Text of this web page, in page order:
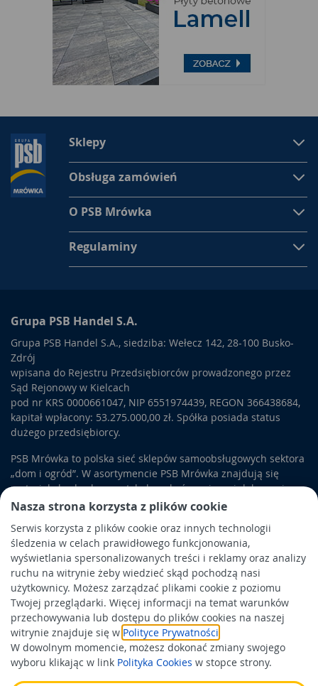
Nasza strona korzysta z plików cookie
Serwis korzysta z plików cookie oraz innych technologii
śledzenia w celach prawidłowego funkcjonowania,
wyświetlania spersonalizowanych treści i reklamy oraz analizy
ruchu na witrynie żeby wiedzieć skąd pochodzą nasi
użytkownicy. Możesz zarządzać plikami cookie z poziomu
Twojej przeglądarki. Więcej informacji na temat warunków
przechowywania lub dostępu do plików cookies na naszej
witrynie znajduje się w Polityce Prywatności
W dowolnym momencie, możesz dokonać zmiany swojego
wyboru klikając w link Polityka Cookies w stopce strony.
Sklepy
Obsługa zamówień
O PSB Mrówka
Regulaminy
Grupa PSB Handel S.A.
Grupa PSB Handel S.A., siedziba: Wełecz 142, 28-100 Busko-
Zdrój
wpisana do Rejestru Przedsiębiorców prowadzonego przez
Sąd Rejonowy w Kielcach
pod nr KRS 0000661047, NIP 6551974439, REGON 366438684,
kapitał wpłacony: 53.275.000,00 zł. Spółka posiada status
dużego przedsiębiorcy.
PSB Mrówka to polska sieć sklepów samoobsługowych sektora
„dom i ogród”. W asortymencie PSB Mrówka znajdują się
materiały budowlane, artykuły wykończeniowe i dekoracyjne,
wyposażenie łazienek i kuchni, elektronarzędzia, a także
artykuły związane z ogrodem i otoczeniem domu.
Obowiązek informacyjny
Polityka prywatności
Polityka Cookies
Odbiór zużytego sprzętu
Wspierają nas: